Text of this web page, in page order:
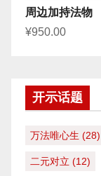
周边加持法物
¥950.00
开示话题
万法唯心生 (28)
二元对立 (12)